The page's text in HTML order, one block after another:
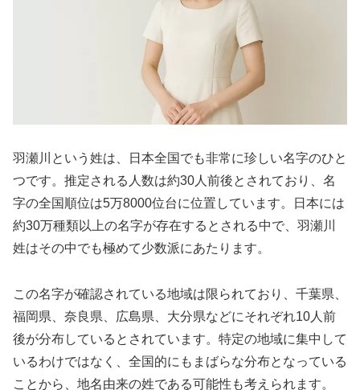
羽瀬川という姓は、日本全国でも非常に珍しい名字のひと
つです。推定される人数は約30人前後とされており、名
字の全国順位は5万8000位台に位置しています。日本には
約30万種類以上の名字が存在するとされる中で、羽瀬川
姓はその中でも極めて少数派にあたります。
この名字が確認されている地域は限られており、千葉県、
福岡県、奈良県、広島県、大分県などにそれぞれ10人前
後が分布しているとされています。特定の地域に集中して
いるわけではなく、全国的にもまばらな分布となっている
ことから、地名由来の姓である可能性も考えられます。